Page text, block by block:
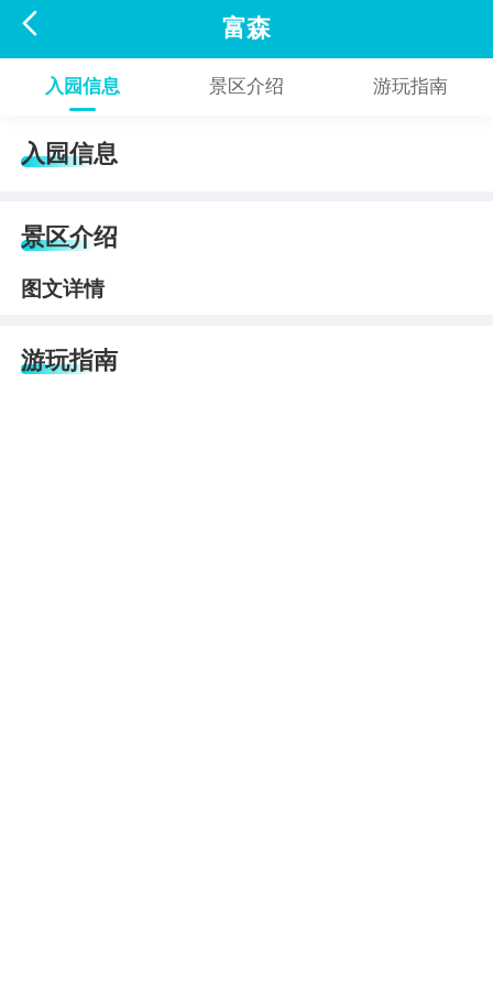
 富森
入园信息 景区介绍 游玩指南
入园信息
景区介绍
图文详情
游玩指南